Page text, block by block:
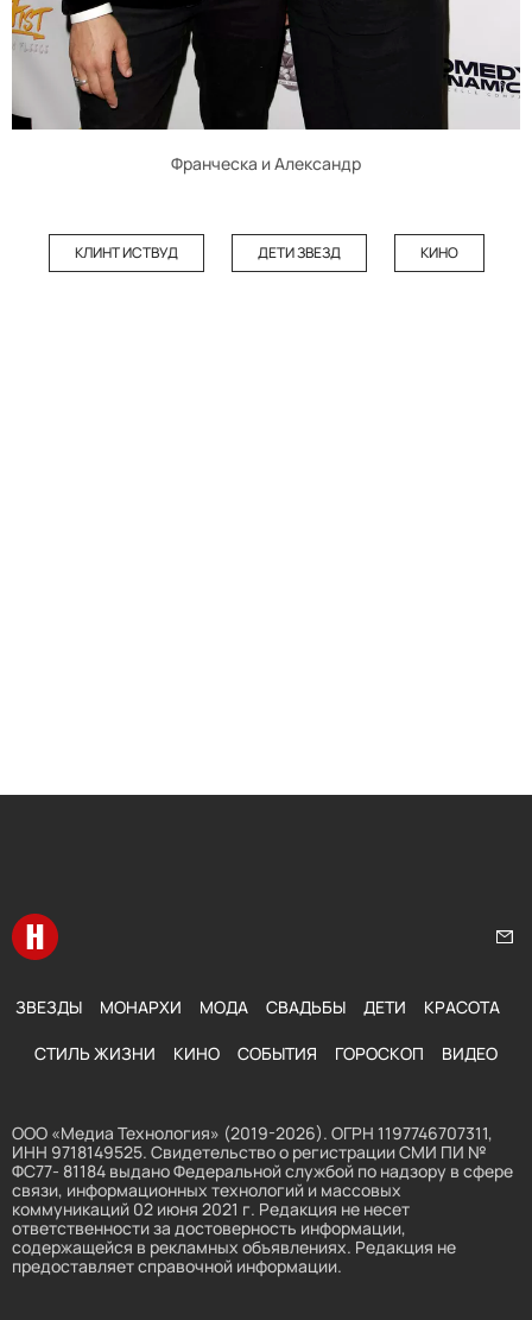
Франческа и Александр
КЛИНТ ИСТВУД ДЕТИ ЗВЕЗД КИНО
Перейти на главную
ЗВЕЗДЫ МОНАРХИ МОДА СВАДЬБЫ ДЕТИ КРАСОТА
СТИЛЬ ЖИЗНИ КИНО СОБЫТИЯ ГОРОСКОП ВИДЕО
ООО «Медиа Технология» (2019-2026). ОГРН 1197746707311,
ИНН 9718149525. Свидетельство о регистрации СМИ ПИ №
ФС77- 81184 выдано Федеральной службой по надзору в сфере
связи, информационных технологий и массовых
коммуникаций 02 июня 2021 г. Редакция не несет
ответственности за достоверность информации,
содержащейся в рекламных объявлениях. Редакция не
предоставляет справочной информации.